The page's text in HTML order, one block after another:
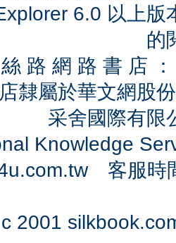
6.0 以上
的
路 網 路 書 店
隸屬於華文網股
采舍國際有
Knowledge
客服時
c 2001